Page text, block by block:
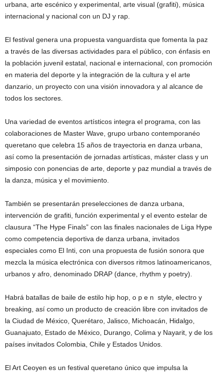
urbana, arte escénico y experimental, arte visual (grafiti), música
internacional y nacional con un DJ y rap.
El festival genera una propuesta vanguardista que fomenta la paz
a través de las diversas actividades para el público, con énfasis en
la población juvenil estatal, nacional e internacional, con promoción
en materia del deporte y la integración de la cultura y el arte
danzario, un proyecto con una visión innovadora y al alcance de
todos los sectores.
Una variedad de eventos artísticos integra el programa, con las
colaboraciones de Master Wave, grupo urbano contemporanéo
queretano que celebra 15 años de trayectoria en danza urbana,
así como la presentación de jornadas artísticas, máster class y un
simposio con ponencias de arte, deporte y paz mundial a través de
la danza, música y el movimiento.
También se presentarán preselecciones de danza urbana,
intervención de grafiti, función experimental y el evento estelar de
clausura “The Hype Finals” con las finales nacionales de Liga Hype
como competencia deportiva de danza urbana, invitados
especiales como El Inti, con una propuesta de fusión sonora que
mezcla la música electrónica con diversos ritmos latinoamericanos,
urbanos y afro, denominado DRAP (dance, rhythm y poetry).
Habrá batallas de baile de estilo hip hop, o p e n style, electro y
breaking, así como un producto de creación libre con invitados de
la Ciudad de México, Querétaro, Jalisco, Michoacán, Hidalgo,
Guanajuato, Estado de México, Durango, Colima y Nayarit, y de los
países invitados Colombia, Chile y Estados Unidos.
El Art Ceoyen es un festival queretano único que impulsa la